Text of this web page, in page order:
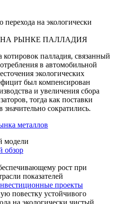
на экологически
РЫНКЕ ПАЛЛАДИЯ
котировок палладия, связанный
в автомобильной
экологических
был компенсирован
и увеличения сбора
тогда как поставки
значительно сократились.
металлов
модели
обзор
рост при
показателей
проекты
повестку устойчивого
на экологически чистый